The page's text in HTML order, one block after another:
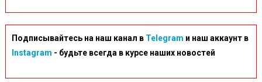
Подписывайтесь на наш канал в Telegram и наш аккаунт в
Instagram - будьте всегда в курсе наших новостей